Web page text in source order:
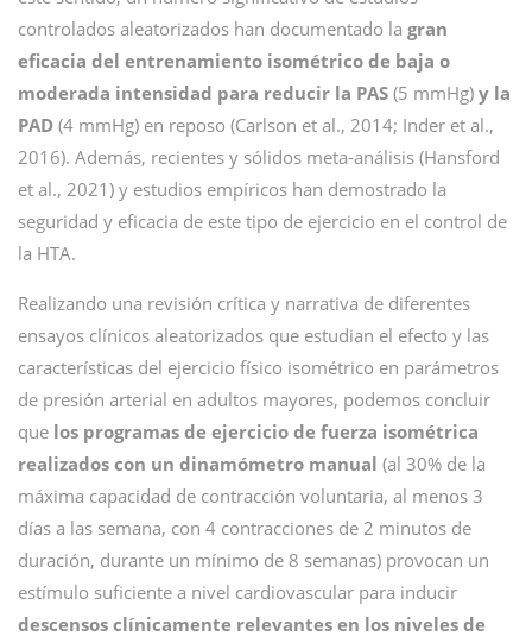
controlados aleatorizados han documentado la gran
eficacia del entrenamiento isométrico de baja o
moderada intensidad para reducir la PAS (5 mmHg) y la
PAD (4 mmHg) en reposo (Carlson et al., 2014; Inder et al.,
2016). Además, recientes y sólidos meta-análisis (Hansford
et al., 2021) y estudios empíricos han demostrado la
seguridad y eficacia de este tipo de ejercicio en el control de
la HTA.
Realizando una revisión crítica y narrativa de diferentes
ensayos clínicos aleatorizados que estudian el efecto y las
características del ejercicio físico isométrico en parámetros
de presión arterial en adultos mayores, podemos concluir
que los programas de ejercicio de fuerza isométrica
realizados con un dinamómetro manual (al 30% de la
máxima capacidad de contracción voluntaria, al menos 3
días a las semana, con 4 contracciones de 2 minutos de
duración, durante un mínimo de 8 semanas) provocan un
estímulo suficiente a nivel cardiovascular para inducir
descensos clínicamente relevantes en los niveles de